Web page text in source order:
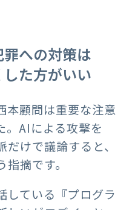
への対策は
た方がいい
本顧問は重要な注意
。AIによる攻撃を
だけで議論すると、
摘です。
している『プログラ